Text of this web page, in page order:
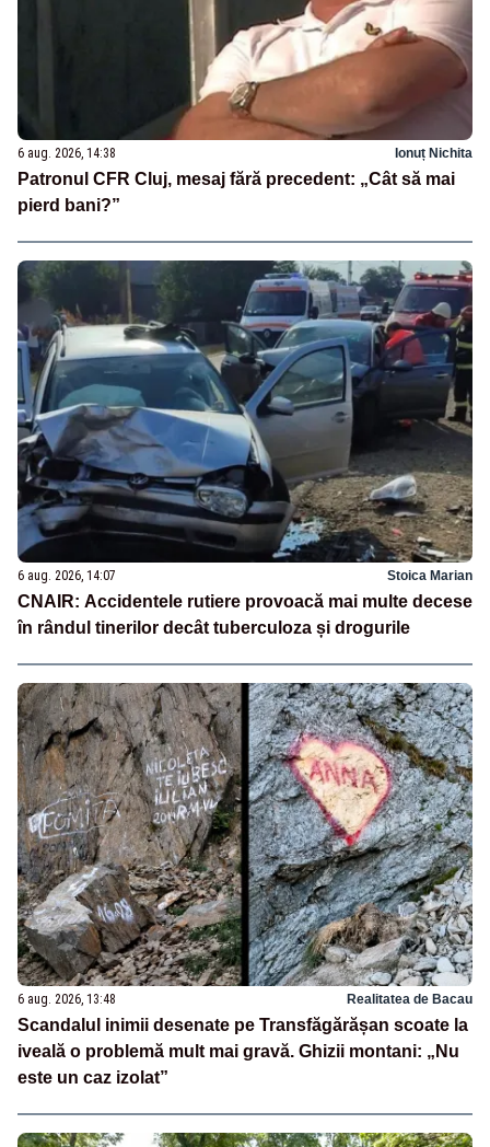
6 aug. 2026, 14:38 Ionuț Nichita
Patronul CFR Cluj, mesaj fără precedent: „Cât să mai
pierd bani?”
6 aug. 2026, 14:07 Stoica Marian
CNAIR: Accidentele rutiere provoacă mai multe decese
în rândul tinerilor decât tuberculoza și drogurile
6 aug. 2026, 13:48 Realitatea de Bacau
Scandalul inimii desenate pe Transfăgărășan scoate la
iveală o problemă mult mai gravă. Ghizii montani: „Nu
este un caz izolat”